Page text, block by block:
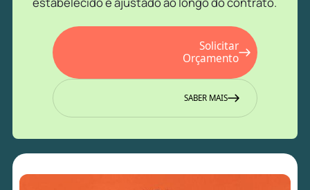
Solicitar
Orçamento
SABER MAIS